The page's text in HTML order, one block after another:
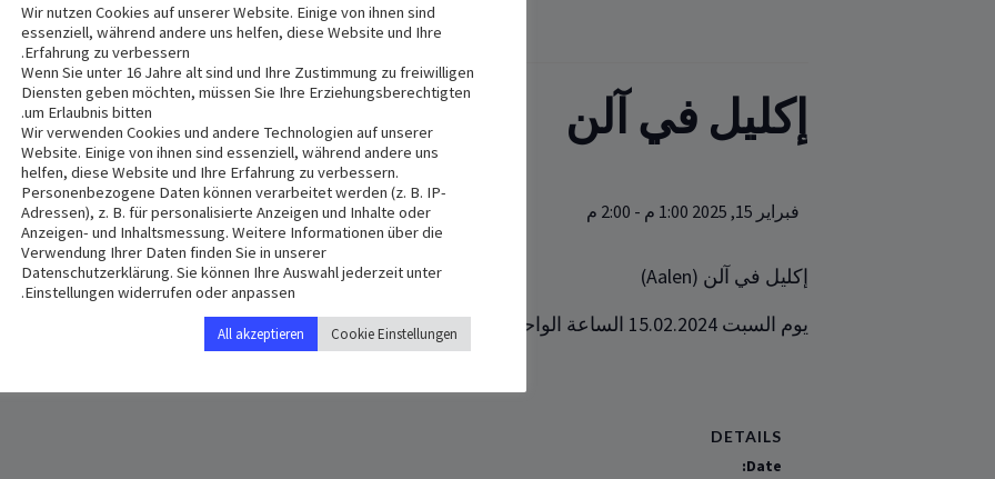
إكليل في آلن
فبراير 15, 2025 1:00 م - 2:00 م
إكليل في آلن (Aalen)
يوم السبت 15.02.2024 الساعة الواحدة ظهراً
+ Add to Google Calendar
+ Add to iCalendar
DETAILS
Date:
Wir nutzen Cookies auf unserer Website. Einige von ihnen sind
essenziell, während andere uns helfen, diese Website und Ihre
Erfahrung zu verbessern.
Wenn Sie unter 16 Jahre alt sind und Ihre Zustimmung zu freiwilligen
Diensten geben möchten, müssen Sie Ihre Erziehungsberechtigten
um Erlaubnis bitten.
Wir verwenden Cookies und andere Technologien auf unserer
Website. Einige von ihnen sind essenziell, während andere uns
helfen, diese Website und Ihre Erfahrung zu verbessern.
Personenbezogene Daten können verarbeitet werden (z. B. IP-
Adressen), z. B. für personalisierte Anzeigen und Inhalte oder
Anzeigen- und Inhaltsmessung. Weitere Informationen über die
Verwendung Ihrer Daten finden Sie in unserer
Datenschutzerklärung. Sie können Ihre Auswahl jederzeit unter
Einstellungen widerrufen oder anpassen.
Cookie Einstellungen
All akzeptieren